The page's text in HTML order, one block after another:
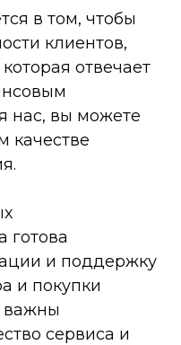
в том, чтобы
клиентов,
отвечает
нас, вы можете
качестве
готова
и поддержку
и покупки
важны
сервиса и